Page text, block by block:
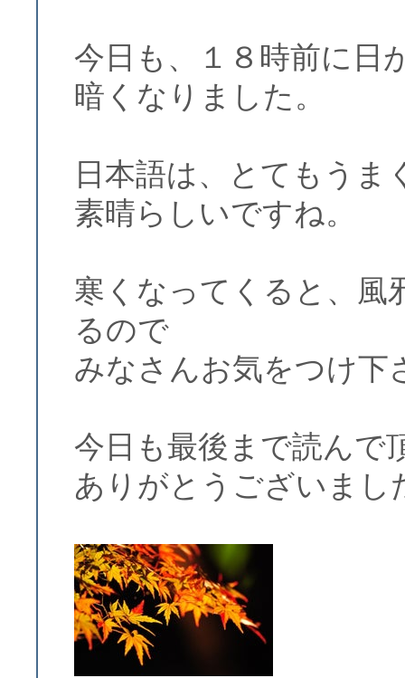
今日も、１８時前に日
暗くなりました。
日本語は、とてもうま
素晴らしいですね。
寒くなってくると、風
るので
みなさんお気をつけ下
今日も最後まで読んで
ありがとうございまし